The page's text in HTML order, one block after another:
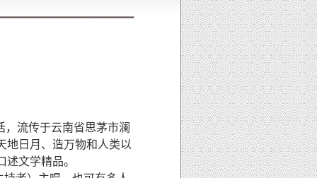
，流传于云南省思茅市澜
地日月、造万物和人类以
文学精品。